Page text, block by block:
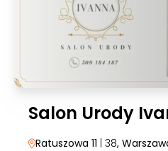
Salon Urody
Ratuszowa 11 | 38,